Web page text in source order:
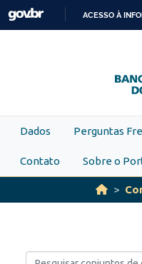
Skip to main content
ACESSO À
Dados Perguntas
Contato Sobre o